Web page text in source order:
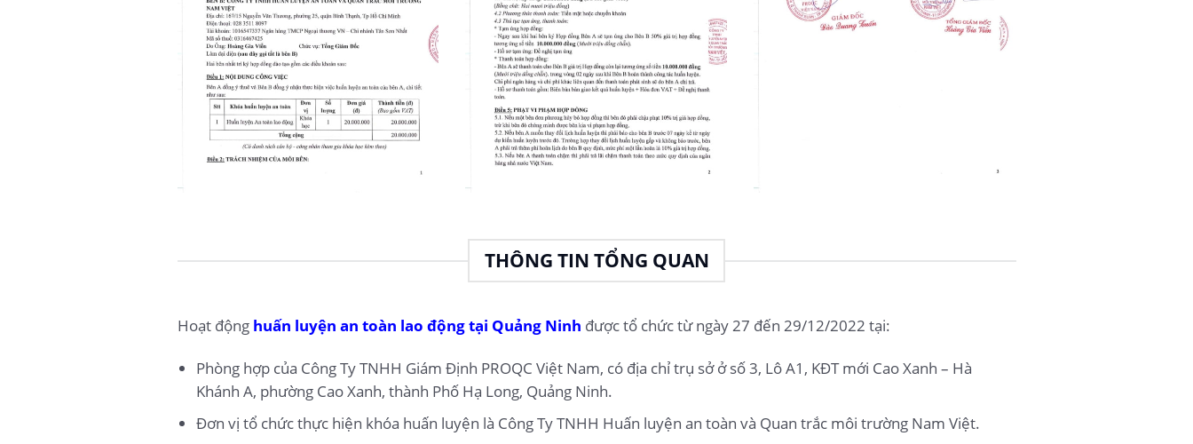
THÔNG TIN TỔNG QUAN
Hoạt động huấn luyện an toàn lao động tại Quảng Ninh được tổ chức từ ngày 27 đến 29/12/2022 tại:
Phòng hợp của Công Ty TNHH Giám Định PROQC Việt Nam, có địa chỉ trụ sở ở số 3, Lô A1, KĐT mới Cao Xanh – Hà
Khánh A, phường Cao Xanh, thành Phố Hạ Long, Quảng Ninh.
Đơn vị tổ chức thực hiện khóa huấn luyện là Công Ty TNHH Huấn luyện an toàn và Quan trắc môi trường Nam Việt.